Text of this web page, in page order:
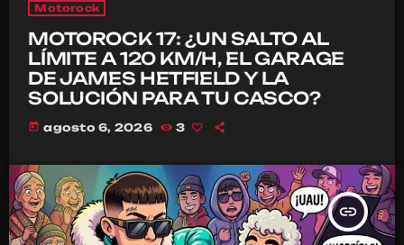
Motorock
MOTOROCK 17: ¿UN SALTO AL
LÍMITE A 120 KM/H, EL GARAGE
DE JAMES HETFIELD Y LA
SOLUCIÓN PARA TU CASCO?
today agosto 6, 2026 3
insert_link